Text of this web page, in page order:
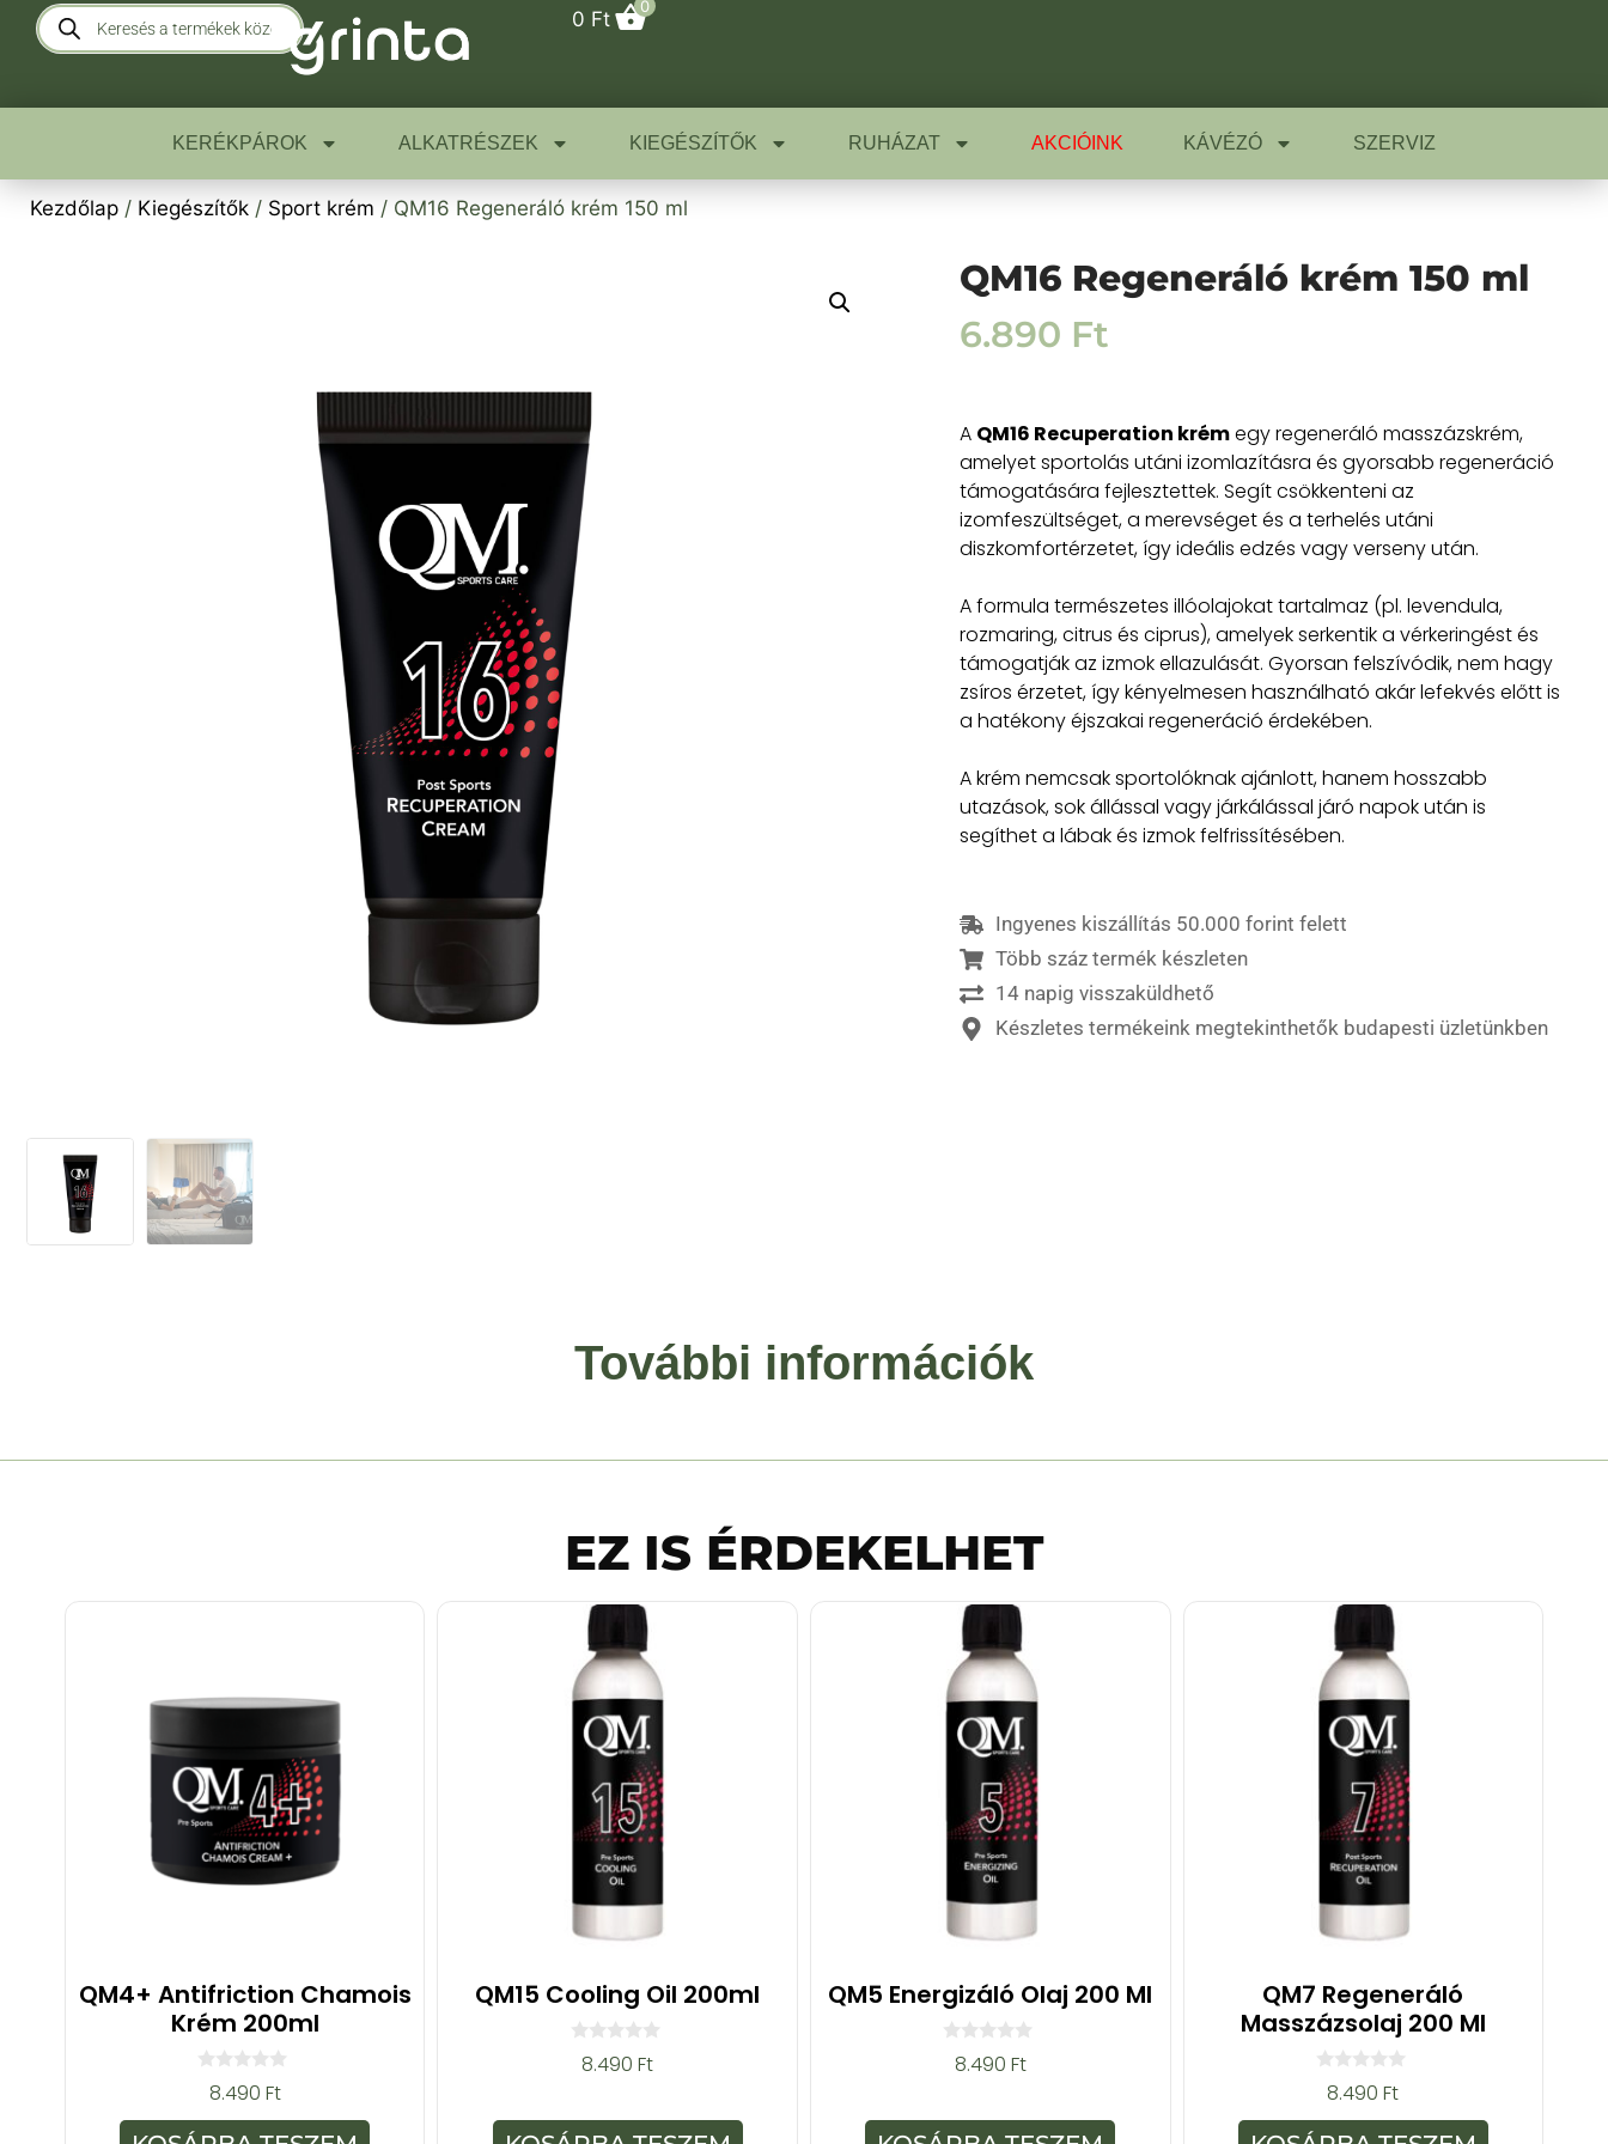
0 Ft
0
KERÉKPÁROK ALKATRÉSZEK KIEGÉSZÍTŐK RUHÁZAT AKCIÓINK KÁVÉZÓ SZERVIZ
Kezdőlap / Kiegészítők / Sport krém / QM16 Regeneráló krém 150 ml
QM16 Regeneráló krém 150 ml
6.890 Ft
A QM16 Recuperation krémegy regeneráló masszázskrém,
amelyet sportolás utáni izomlazításra és gyorsabb regeneráció
támogatására fejlesztettek. Segít csökkenteni az
izomfeszültséget, a merevséget és a terhelés utáni
diszkomfortérzetet, így ideális edzés vagy verseny után.
A formula természetes illóolajokat tartalmaz (pl. levendula,
rozmaring, citrus és ciprus), amelyek serkentik a vérkeringést és
támogatják az izmok ellazulását. Gyorsan felszívódik, nem hagy
zsíros érzetet, így kényelmesen használható akár lefekvés előtt is
a hatékony éjszakai regeneráció érdekében.
A krém nemcsak sportolóknak ajánlott, hanem hosszabb
utazások, sok állással vagy járkálással járó napok után is
segíthet a lábak és izmok felfrissítésében.
Ingyenes kiszállítás 50.000 forint felett
Több száz termék készleten
14 napig visszaküldhető
Készletes termékeink megtekinthetők budapesti üzletünkben
További információk
EZ IS ÉRDEKELHET
QM4+ Antifriction Chamois
Krém 200ml
z
5
8.490 Ft
QM15 Cooling Oil 200ml
-
b
8.490Ft
QM5 Energizáló Olaj 200 Ml
-
b
8.490 Ft
QM7 Regeneráló
Masszázsolaj 200 Ml
z
5
8.490Ft